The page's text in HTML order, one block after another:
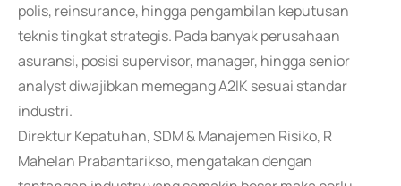
polis, reinsurance, hingga pengambilan keputusan
teknis tingkat strategis. Pada banyak perusahaan
asuransi, posisi supervisor, manager, hingga senior
analyst diwajibkan memegang A2IK sesuai standar
industri.
Direktur Kepatuhan, SDM & Manajemen Risiko, R
Mahelan Prabantarikso, mengatakan dengan